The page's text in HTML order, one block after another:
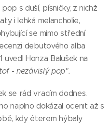
s duší, písničky, z nichž
i lehká melancholie,
se mimo střední
debutového alba
Honza Balušek na
- nezávislý pop".
se rád vracím dodnes.
naplno dokázal ocenit až s
kdy éterem hýbaly